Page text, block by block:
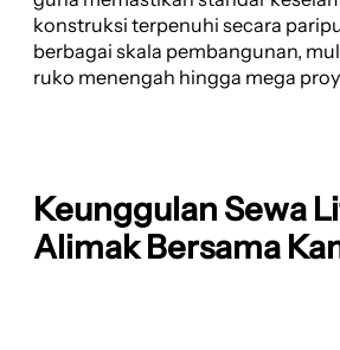
konstruksi terpenuhi secara
berbagai skala pembangunan,
ruko menengah hingga mega
Keunggulan Sewa
Alimak Bersama